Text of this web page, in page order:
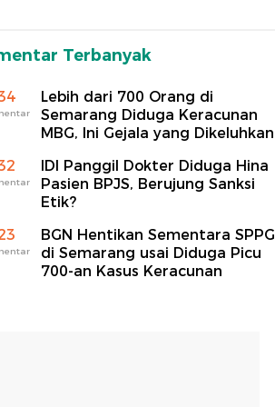
Terbanyak
Lebih dari 700 Orang di
Semarang Diduga Keracunan
MBG, Ini Gejala yang Dikeluhkan
IDI Panggil Dokter Diduga Hina
Pasien BPJS, Berujung Sanksi
Etik?
BGN Hentikan Sementara SPPG
di Semarang usai Diduga Picu
700-an Kasus Keracunan